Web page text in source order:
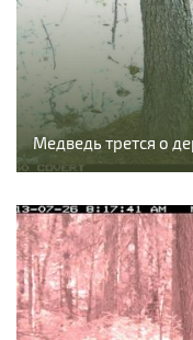
Медведь трется о